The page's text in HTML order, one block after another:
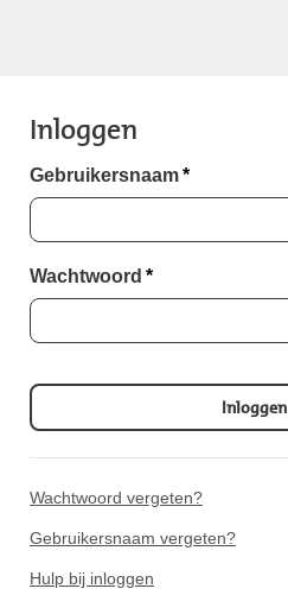
Inloggen
Gebruikersnaam*
Wachtwoord *
Inloggen
Wachtwoord vergeten?
Gebruikersnaam vergeten?
Hulp bij inloggen